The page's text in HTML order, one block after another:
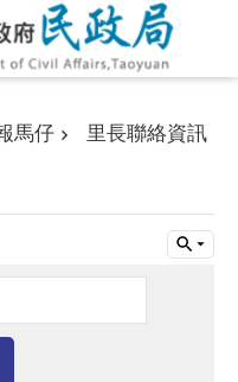
馬仔 里長聯絡資訊